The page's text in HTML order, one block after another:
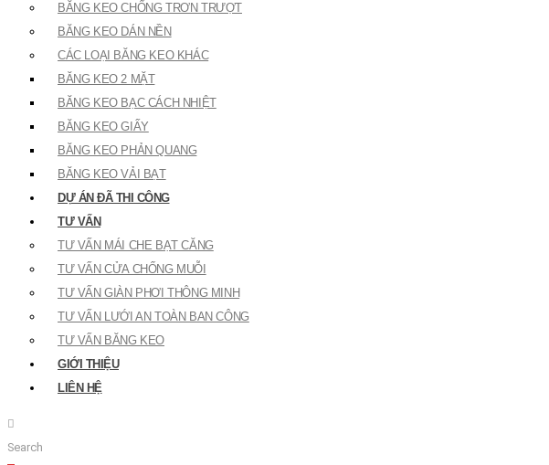
BĂNG KEO CHỐNG TRƠN TRƯỢT
BĂNG KEO DÁN NỀN
CÁC LOẠI BĂNG KEO KHÁC
BĂNG KEO 2 MẶT
BĂNG KEO BẠC CÁCH NHIỆT
BĂNG KEO GIẤY
BĂNG KEO PHẢN QUANG
BĂNG KEO VẢI BẠT
DỰ ÁN ĐÃ THI CÔNG
TƯ VẤN
TƯ VẤN MÁI CHE BẠT CĂNG
TƯ VẤN CỬA CHỐNG MUỖI
TƯ VẤN GIÀN PHƠI THÔNG MINH
TƯ VẤN LƯỚI AN TOÀN BAN CÔNG
TƯ VẤN BĂNG KEO
GIỚI THIỆU
LIÊN HỆ
Search